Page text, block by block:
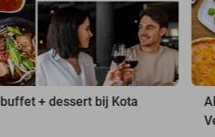
+ dessert bij Kota